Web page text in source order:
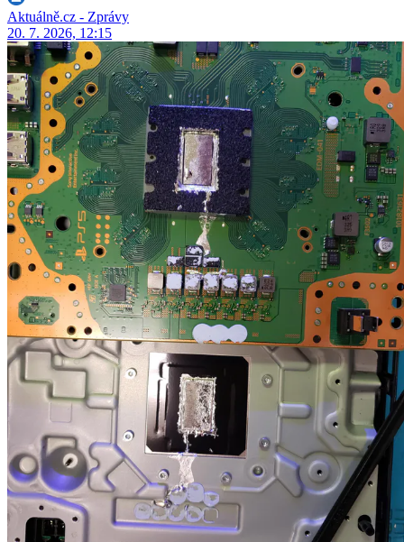
Aktuálně.cz - Zprávy
20. 7. 2026, 12:15